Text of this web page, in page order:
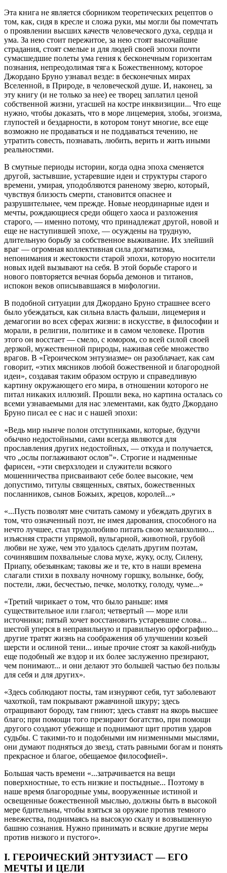
Эта книга не является сборником теоретических рецептов о
том, как, сидя в кресле и сложа руки, мы могли бы помечтать
о проявлении высших качеств человеческого духа, сердца и
ума. За нею стоит пережитое, за нею стоят высочайшие
страдания, стоят смелые и для людей своей эпохи почти
сумасшедшие полеты ума гения к бесконечным горизонтам
познания, непреодолимая тяга к Божественному, которое
Джордано Бруно узнавал везде: в бесконечных мирах
Вселенной, в Природе, в человеческой душе. И, наконец, за
эту книгу (и не только за нее) ее творец заплатил ценой
собственной жизни, угасшей на костре инквизиции... Что еще
нужно, чтобы доказать, что в море лицемерия, злобы, эгоизма,
глупостей и бездарности, в котором тонут многие, все еще
возможно не продаваться и не поддаваться течению, не
утратить совесть, познавать, любить, верить и жить иными
реальностями.
В смутные периоды истории, когда одна эпоха сменяется
другой, застывшие, устаревшие идеи и структуры старого
времени, умирая, уподобляются раненому зверю, который,
чувствуя близость смерти, становится опаснее и
разрушительнее, чем прежде. Новые неординарные идеи и
мечты, рождающиеся среди общего хаоса и разложения
старого, — именно потому, что принадлежат другой, новой и
еще не наступившей эпохе, — осуждены на трудную,
длительную борьбу за собственное выживание. Их злейший
враг — огромная коллективная сила догматизма,
непонимания и жестокости старой эпохи, которую носители
новых идей вызывают на себя. В этой борьбе старого и
нового повторяется вечная борьба демонов и титанов,
испокон веков описывавшаяся в мифологии.
В подобной ситуации для Джордано Бруно страшнее всего
было убеждаться, как сильна власть фальши, лицемерия и
демагогии во всех сферах жизни: в искусстве, в философии и
морали, в религии, политике и в самом человеке. Против
этого он восстает — смело, с юмором, со всей силой своей
дерзкой, мужественной природы, наживая себе множество
врагов. В «Героическом энтузиазме» он разоблачает, как сам
говорит, «этих мясников любой божественной и благородной
идеи», создавая таким образом острую и справедливую
картину окружающего его мира, в отношении которого не
питал никаких иллюзий. Прошли века, но картина осталась со
всеми узнаваемыми для нас элементами, как будто Джордано
Бруно писал ее с нас и с нашей эпохи:
«Ведь мир нынче полон отступниками, которые, будучи
обычно недостойными, сами всегда являются для
прославления других недостойных, — откуда и получается,
что „ослы поглаживают ослов”». Строгие и надменные
фарисеи, «эти сверхзлодеи и служители всякого
мошенничества присваивают себе более высокие, чем
допустимо, титулы священных, святых, божественных
посланников, сынов Божьих, жрецов, королей...»
«...Пусть позволят мне считать самому и убеждать других в
том, что означенный поэт, не имея дарования, способного на
нечто лучшее, стал трудолюбиво питать свою меланхолию...
изъясняя страсти упрямой, вульгарной, животной, грубой
любви не хуже, чем это удалось сделать другим поэтам,
сочинявшим похвальные слова мухе, жуку, ослу, Силену,
Приапу, обезьянкам; таковы же и те, кто в наши времена
слагали стихи в похвалу ночному горшку, волынке, бобу,
постели, лжи, бесчестью, печке, молотку, голоду, чуме...»
«Третий чирикает о том, что было раньше: имя
существительное или глагол; четвертый — море или
источники; пятый хочет восстановить устаревшие слова...
шестой уперся в неправильную и правильную орфографию...
другие тратят жизнь на соображения об улучшении козьей
шерсти и ослиной тени... иные прочие стоят за какой-нибудь
еще подобный же вздор и их более заслуженно презирают,
чем понимают... и они делают это большей частью без пользы
для себя и для других».
«Здесь соблюдают посты, там изнуряют себя, тут заболевают
чахоткой, там покрывают ржавчиной шкуру; здесь
отращивают бороду, там гниют; здесь ставят на якорь высшее
благо; при помощи того презирают богатство, при помощи
другого создают убежище и поднимают щит против ударов
судьбы. С такими-то и подобными им низменными мыслями,
они думают подняться до звезд, стать равными богам и понять
прекрасное и благое, обещаемое философией».
Большая часть времени «...затрачивается на вещи
поверхностные, то есть низкие и постыдные... Поэтому в
наше время благородные умы, вооруженные истиной и
освещенные божественной мыслью, должны быть в высокой
мере бдительны, чтобы взяться за оружие против темного
невежества, поднимаясь на высокую скалу и возвышенную
башню сознания. Нужно принимать и всякие другие меры
против низкого и пустого».
I. ГЕРОИЧЕСКИЙ ЭНТУЗИАСТ — ЕГО
МЕЧТЫ И ЦЕЛИ